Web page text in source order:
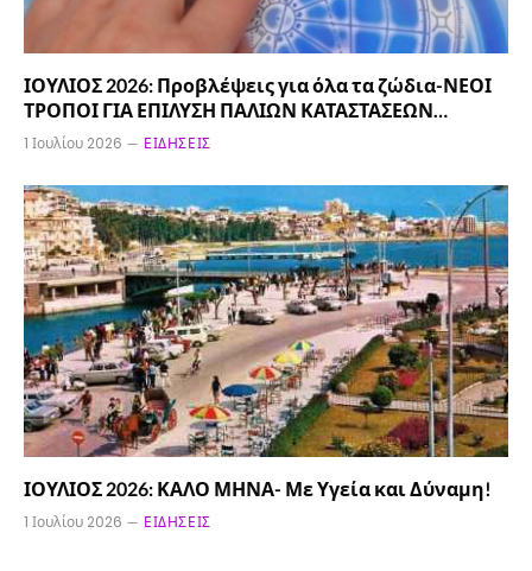
ΙΟΥΛΙΟΣ 2026: Προβλέψεις για όλα τα ζώδια-ΝΕΟΙ
ΤΡΟΠΟΙ ΓΙΑ ΕΠΙΛΥΣΗ ΠΑΛΙΩΝ ΚΑΤΑΣΤΑΣΕΩΝ…
1 Ιουλίου 2026 ΕΙΔΉΣΕΙΣ
ΙΟΥΛΙΟΣ 2026: ΚΑΛΟ ΜΗΝΑ- Με Υγεία και Δύναμη!
1 Ιουλίου 2026 ΕΙΔΉΣΕΙΣ